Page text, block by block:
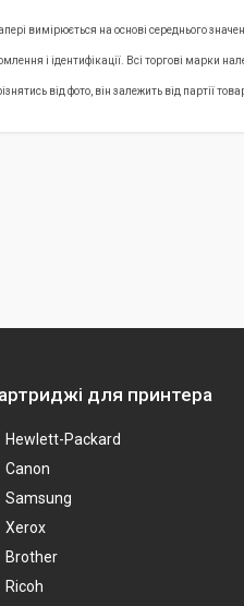
вимірюється на основі середнього
і ідентифікації. Всі торгові марки
від фото, він залежить від партії
для принтера
Hewlett-Packard
Canon
Samsung
Xerox
Brother
Ricoh